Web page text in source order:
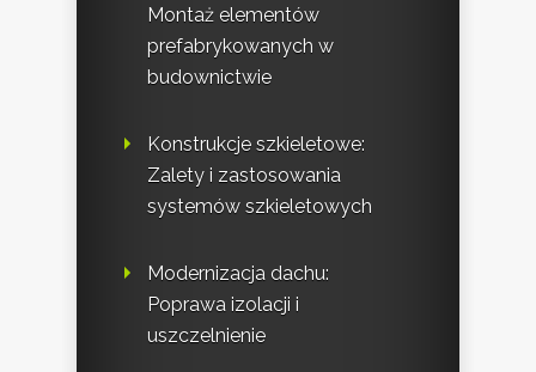
Montaż elementów
prefabrykowanych w
budownictwie
Konstrukcje szkieletowe:
Zalety i zastosowania
systemów szkieletowych
Modernizacja dachu:
Poprawa izolacji i
uszczelnienie